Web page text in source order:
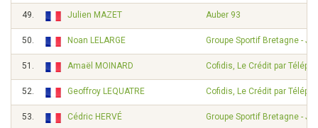
49. Julien MAZET Auber 93
50. Noan LELARGE Groupe Sportif Bretagne -
51. Amaël MOINARD Cofidis, Le Crédit par
52. Geoffroy LEQUATRE Cofidis, Le Crédit par
53. Cédric HERVÉ Groupe Sportif Bretagne -